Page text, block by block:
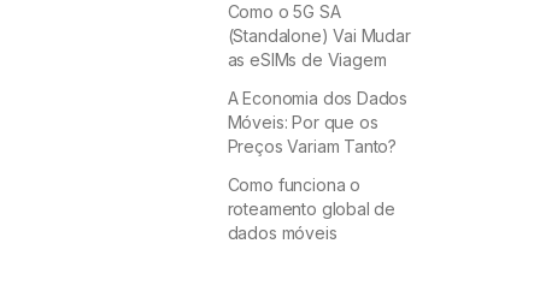
Como o 5G SA
(Standalone) Vai Mudar
as eSIMs de Viagem
A Economia dos Dados
Móveis: Por que os
Preços Variam Tanto?
Como funciona o
roteamento global de
dados móveis